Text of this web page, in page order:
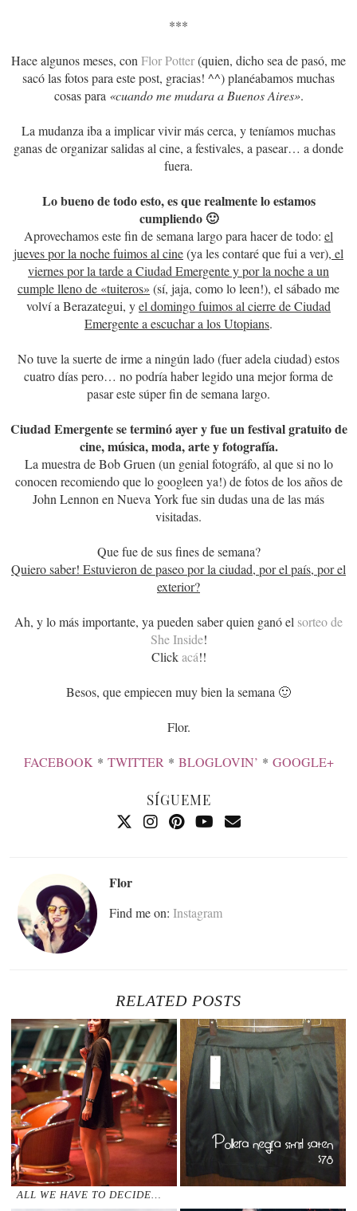
***
Hace algunos meses, conFlor Potter(quien, dicho sea de pasó, me
sacó las fotos para este post, gracias! ^^) planéabamos muchas
cosas para«cuando me mudara a Buenos Aires».
La mudanza iba a implicar vivir más cerca, y teníamos muchas
ganas de organizar salidas al cine, a festivales, a pasear… a donde
fuera.
Lo bueno de todo esto, es que realmente lo estamos
cumpliendo 🙂
Aprovechamos este fin de semana largo para hacer de todo: el
jueves por la noche fuimos al cine(ya les contaré que fui a ver), el
viernes por la tarde a Ciudad Emergente y por la noche a un
cumple lleno de «tuiteros» (sí, jaja, como lo leen!), el sábado me
volví a Berazategui, yel domingo fuimos al cierre de Ciudad
Emergente a escuchar a los Utopians.
No tuve la suerte de irme a ningún lado (fuer adela ciudad) estos
cuatro días pero… no podría haber legido una mejor forma de
pasar este súper fin de semana largo.
Ciudad Emergente se terminó ayer y fue un festival gratuito de
cine, música, moda, arte y fotografía.
La muestra de Bob Gruen (un genial fotográfo, al que si no lo
conocen recomiendo que lo googleen ya!) de fotos de los años de
John Lennon en Nueva York fue sin dudas una de las más
visitadas.
Que fue de sus fines de semana?
Quiero saber! Estuvieron de paseo por la ciudad, por el país, por el
exterior?
Ah, y lo más importante, ya pueden saber quien ganó el sorteo de
She Inside!
Clickacá!!
Besos, que empiecen muy bien la semana 🙂
Flor.
FACEBOOK* TWITTER* BLOGLOVIN’ * GOOGLE+
SÍGUEME
Flor
Find me on: Instagram
RELATED POSTS
ALL WE HAVE TO DECIDE…